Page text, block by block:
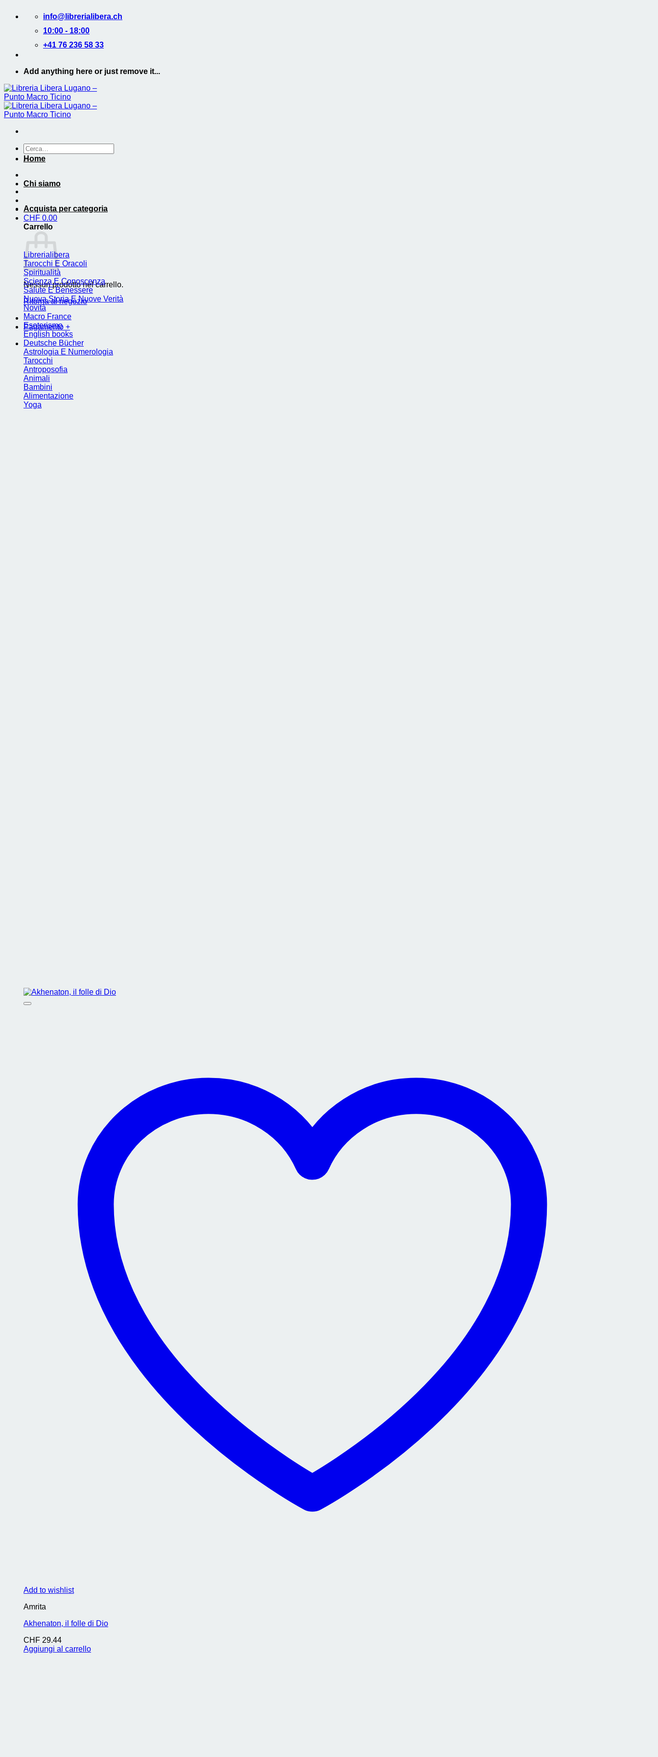
contenuti
info@librerialibera.ch
10:00 - 18:00
+41 76 236 58 33
Add anything here or just remove it...
Cerca:
CHF 0.00
Carrello
Nessun prodotto nel carrello.
Ritorna al negozio
Pagamento +
Home
Chi siamo
Acquista per categoria
Librerialibera
Tarocchi E Oracoli
Spiritualità
Scienza E Conoscenza
Salute E Benessere
Nuova Storia E Nuove Verità
Novità
Macro France
Esoterismo
English books
Deutsche Bücher
Astrologia E Numerologia
Tarocchi
Antroposofia
Animali
Bambini
Alimentazione
Yoga
Add to wishlist
Amrita
Akhenaton, il folle di Dio
CHF 29.44
Aggiungi al carrello